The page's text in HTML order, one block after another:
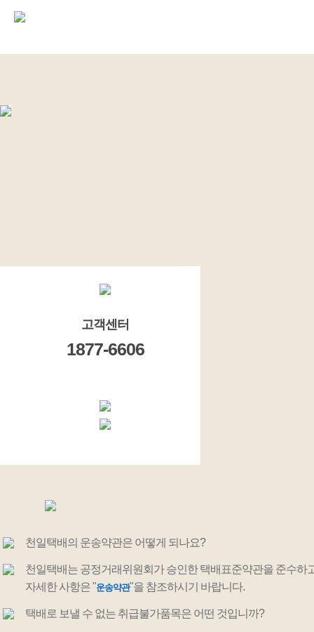
고객센터
1877-6606
천일택배의 운송약관은 어떻게 되나요?
천일택배는 공정거래위원회가 승인한 택배표준약관을 준수하
자세한 사항은 "운송약관"을 참조하시기 바랍니다.
택배로 보낼 수 없는 취급불가품목은 어떤 것입니까?